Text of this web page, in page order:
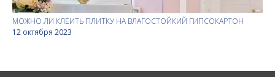
МОЖНО ЛИ КЛЕИТЬ ПЛИТКУ НА ВЛАГОСТОЙКИЙ ГИПСОКАРТОН
12 октября 2023